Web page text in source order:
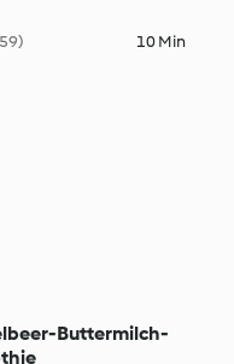
10 Min
Buttermilch-